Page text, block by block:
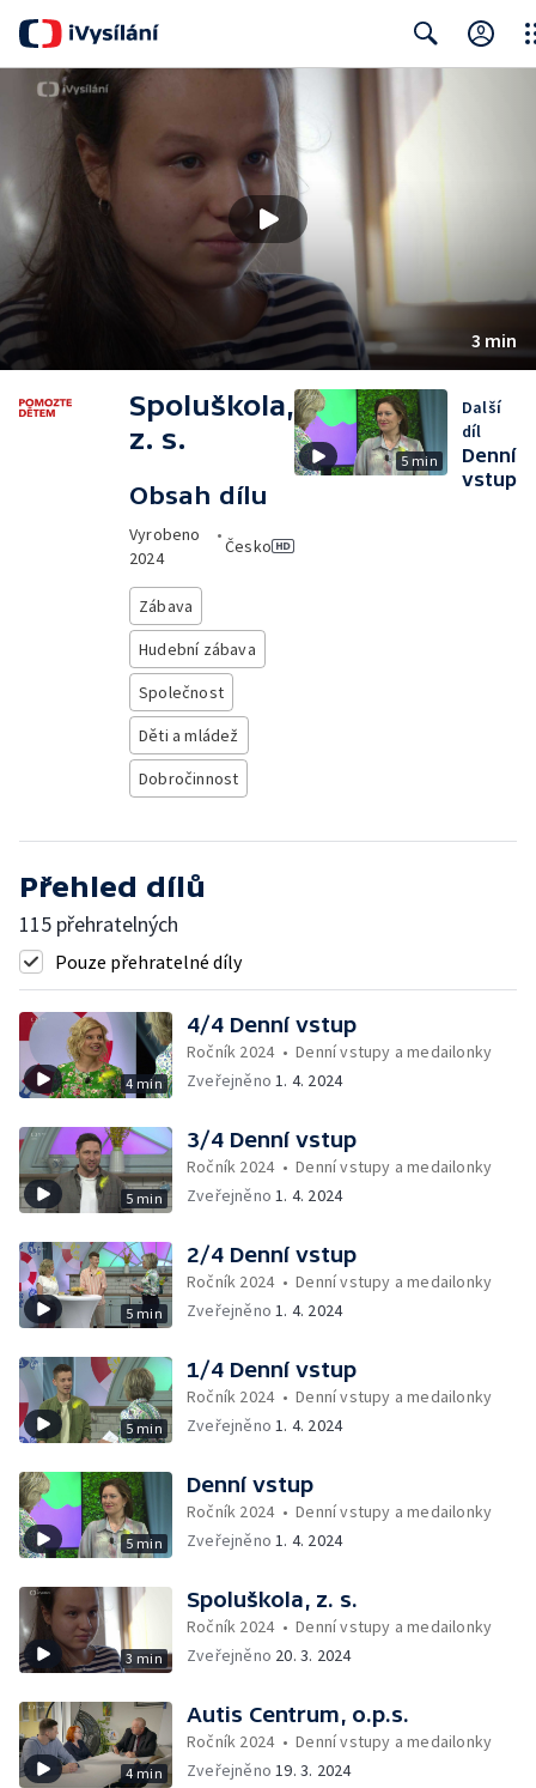
3 min
Spoluškola,
z. s.
Obsah dílu
Vyrobeno
2024
•
Česko
Zábava
Hudební zábava
Společnost
Děti a mládež
Dobročinnost
5 min
Další
díl
Denní
vstup
Přehled dílů
115 přehratelných
Pouze přehratelné díly
4 min
4/4 Denní vstup
Ročník 2024•Denní vstupy a medailonky
Zveřejněno1. 4. 2024
5 min
3/4 Denní vstup
Ročník 2024•Denní vstupy a medailonky
Zveřejněno1. 4. 2024
5 min
2/4 Denní vstup
Ročník 2024•Denní vstupy a medailonky
Zveřejněno1. 4. 2024
5 min
1/4 Denní vstup
Ročník 2024•Denní vstupy a medailonky
Zveřejněno1. 4. 2024
5 min
Denní vstup
Ročník 2024•Denní vstupy a medailonky
Zveřejněno1. 4. 2024
3 min
Spoluškola, z. s.
Ročník 2024•Denní vstupy a medailonky
Zveřejněno 20. 3. 2024
4 min
Autis Centrum, o.p.s.
Ročník 2024•Denní vstupy a medailonky
Zveřejněno19. 3. 2024